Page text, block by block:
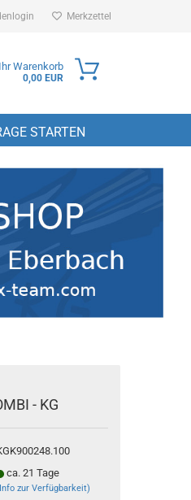
Merkzettel
Ihr Warenkorb
0,00 EUR
STARTEN
- KG
ca. 21 Tage
zur Verfügbarkeit)